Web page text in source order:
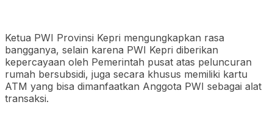
Ketua PWI Provinsi Kepri mengungkapkan rasa
bangganya, selain karena PWI Kepri diberikan
kepercayaan oleh Pemerintah pusat atas peluncuran
rumah bersubsidi, juga secara khusus memiliki kartu
ATM yang bisa dimanfaatkan Anggota PWI sebagai alat
transaksi.